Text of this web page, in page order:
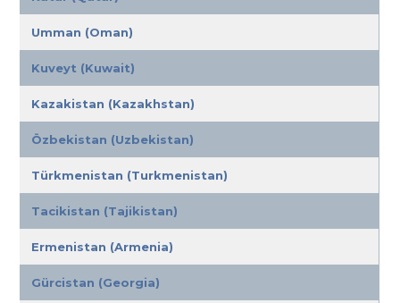
Umman (Oman)
Kuveyt (Kuwait)
Kazakistan (Kazakhstan)
Özbekistan (Uzbekistan)
Türkmenistan (Turkmenistan)
Tacikistan (Tajikistan)
Ermenistan (Armenia)
Gürcistan (Georgia)